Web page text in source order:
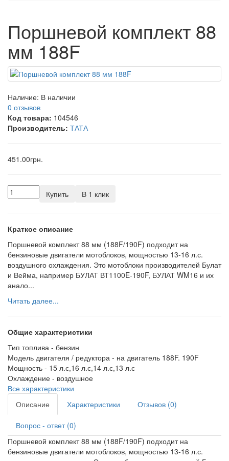
Поршневой комплект 88
мм 188F
Наличие: В наличии
0 отзывов
Код товара: 104546
Производитель: ТАТА
451.00грн.
Купить В 1 клик
Краткое описание
Поршневой комплект 88 мм (188F/190F) подходит на
бензиновые двигатели мотоблоков, мощностью 13-16 л.с.
воздушного охлаждения. Это мотоблоки производителей Булат
и Вейма, например БУЛАТ ВТ1100E-190F, БУЛАТ WM16 и их
анало...
Читать далее...
Общие характеристики
Тип топлива - бензин
Модель двигателя / редуктора - на двигатель 188F. 190F
Мощность - 15 л.с,16 л.с,14 л.с,13 л.с
Охлаждение - воздушное
Все характеристики
Описание
Характеристики Отзывов (0)
Вопрос - ответ (0)
Поршневой комплект 88 мм (188F/190F) подходит на
бензиновые двигатели мотоблоков, мощностью 13-16 л.с.